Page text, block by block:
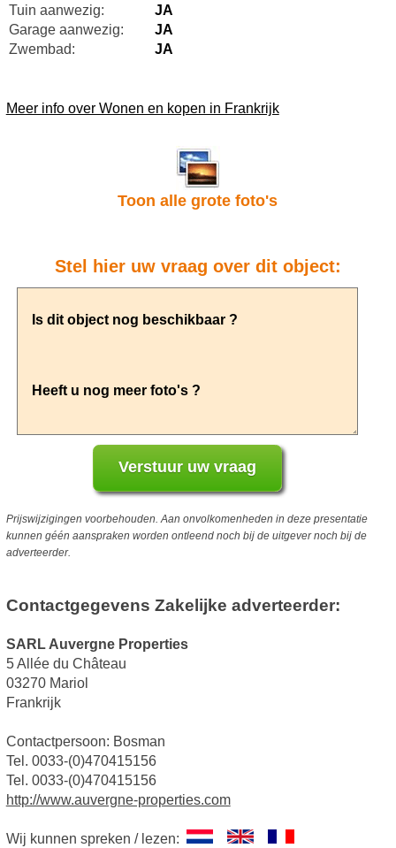
Tuin aanwezig:
JA
Garage aanwezig:
JA
Zwembad:
JA
Meer info over Wonen en kopen in Frankrijk
Toon alle grote foto's
Stel hier uw vraag over dit object:
Prijswijzigingen voorbehouden. Aan onvolkomenheden in deze presentatie
kunnen géén aanspraken worden ontleend noch bij de uitgever noch bij de
adverteerder.
Contactgegevens Zakelijke adverteerder:
SARL Auvergne Properties
5 Allée du Château
03270 Mariol
Frankrijk
Contactpersoon: Bosman
Tel. 0033-(0)470415156
Tel. 0033-(0)470415156
http://www.auvergne-properties.com
Wij kunnen spreken / lezen: